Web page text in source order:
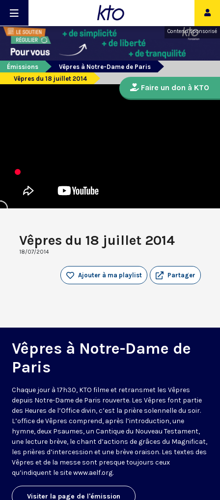
Contenu sponsorisé
Émissions
Vêpres à Notre-Dame de Paris
Vêpres du 18 juillet 2014
Vêpres du 18 juillet 2014
18/07/2014
Partager
Ajouter à ma playlist
Vêpres à Notre-Dame de
Paris
Chaque jour à 17h30, KTO filme et retransmet les Vêpres
depuis Notre-Dame de Paris rouverte. Les Vêpres font partie
des Heures de l’Office divin, c’est la prière solennelle du soir.
L’office de Vêpres comprend, après l’introduction, une
hymne, deux Psaumes, un Cantique du Nouveau Testament,
une lecture brève, le chant d’actions de grâces du Magnificat,
les prières d’intercession et une brève oraison. Les textes des
Vêpres et de la messe sont presque toujours ceux
qu’indiquent le sitewww.aelf.org.
Visiter la page de l'émission
Faire un don à KTO